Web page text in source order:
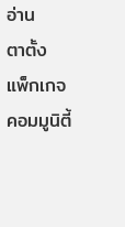
อ่าน
ตาตั้ง
แพ็กเกจ
คอมมูนิตี้